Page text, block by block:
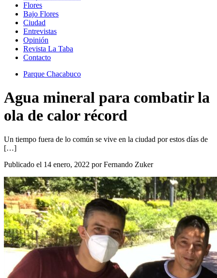
Flores
Bajo Flores
Ciudad
Entrevistas
Opinión
Revista La Taba
Contacto
Parque Chacabuco
Agua mineral para combatir la
ola de calor récord
Un tiempo fuera de lo común se vive en la ciudad por estos días de
[…]
Publicado el 14 enero, 2022 por Fernando Zuker